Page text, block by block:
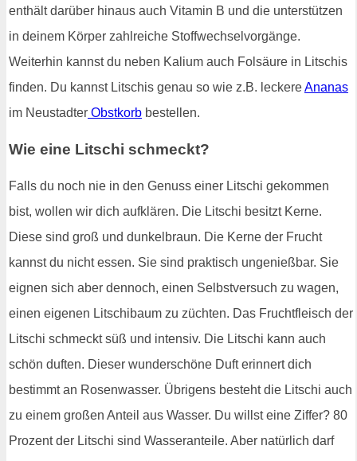
enthält darüber hinaus auch Vitamin B und die unterstützen
in deinem Körper zahlreiche Stoffwechselvorgänge.
Weiterhin kannst du neben Kalium auch Folsäure in Litschis
finden. Du kannst Litschis genau so wie z.B. leckereAnanas
im Neustadter Obstkorb bestellen.
Wie eine Litschi schmeckt?
Falls du noch nie in den Genuss einer Litschi gekommen
bist, wollen wir dich aufklären. Die Litschi besitzt Kerne.
Diese sind groß und dunkelbraun. Die Kerne der Frucht
kannst du nicht essen. Sie sind praktisch ungenießbar. Sie
eignen sich aber dennoch, einen Selbstversuch zu wagen,
einen eigenen Litschibaum zu züchten. Das Fruchtfleisch der
Litschi schmeckt süß und intensiv. Die Litschi kann auch
schön duften. Dieser wunderschöne Duft erinnert dich
bestimmt an Rosenwasser. Übrigens besteht die Litschi auch
zu einem großen Anteil aus Wasser. Du willst eine Ziffer? 80
Prozent der Litschi sind Wasseranteile. Aber natürlich darf